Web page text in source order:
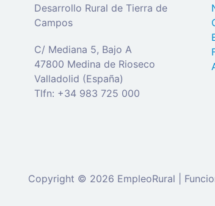
Desarrollo Rural de Tierra de
Campos
C/ Mediana 5, Bajo A
47800 Medina de Rioseco
Valladolid (España)
Tlfn: +34 983 725 000
Copyright © 2026 EmpleoRural |